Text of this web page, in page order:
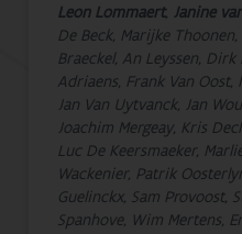
Leon Lommaert, Janine
De Beck, Marijke
Braeckel, An Leyssen,
Adriaens, Frank Van Oost,
Jan Van Uytvanck, Jan
Joachim Mergeay, Kris
Luc De Keersmaeker,
Wackenier, Patrik
Guelinckx, Sam Provoost,
Spanhove, Wim Mertens,